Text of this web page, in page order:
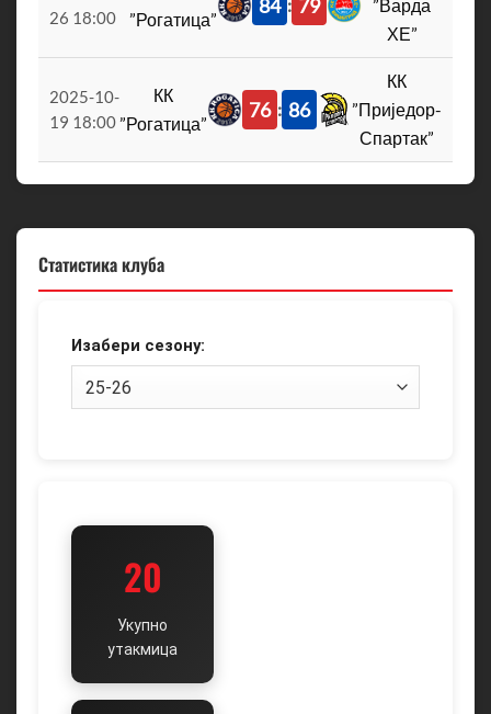
26 18:00
”Рогатица”
84 : 79
”Варда
ХЕ”
2025-10-
19 18:00
КК
”Рогатица”
76 : 86
КК
”Приједор-
Спартак”
Статистика клуба
Изабери сезону:
20
Укупно
утакмица